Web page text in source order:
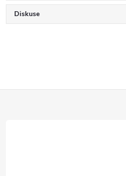
Diskuse